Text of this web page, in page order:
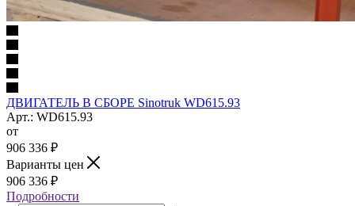
ДВИГАТЕЛЬ В СБОРЕ Sinotruk WD615.93
Арт.: WD615.93
от
906 336 ₽
Варианты цен
906 336 ₽
Подробности